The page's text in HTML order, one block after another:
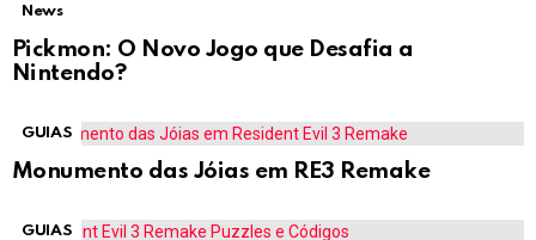
News
Pickmon: O Novo Jogo que Desafia a
Nintendo?
GUIAS
Monumento das Jóias em RE3 Remake
GUIAS